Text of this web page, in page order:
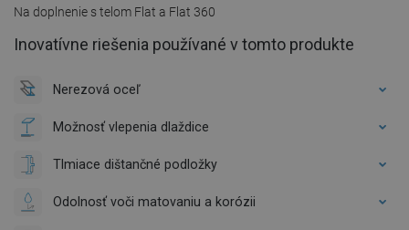
Na doplnenie s telom Flat a Flat 360
Inovatívne riešenia používané v tomto produkte
Nerezová oceľ
Možnosť vlepenia dlaždice
Tlmiace dištančné podložky
Odolnosť voči matovaniu a korózii